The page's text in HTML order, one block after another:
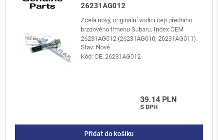
26231AG012
Zcela nový, originální vodicí čep předního
brzdového třmenu Subaru. Index OEM
26231AG012 (26231AG010, 26231AG011).
Stav: Nové
Kód:OE_26231AG012
39.14 PLN
S DPH
Přidat do košíku